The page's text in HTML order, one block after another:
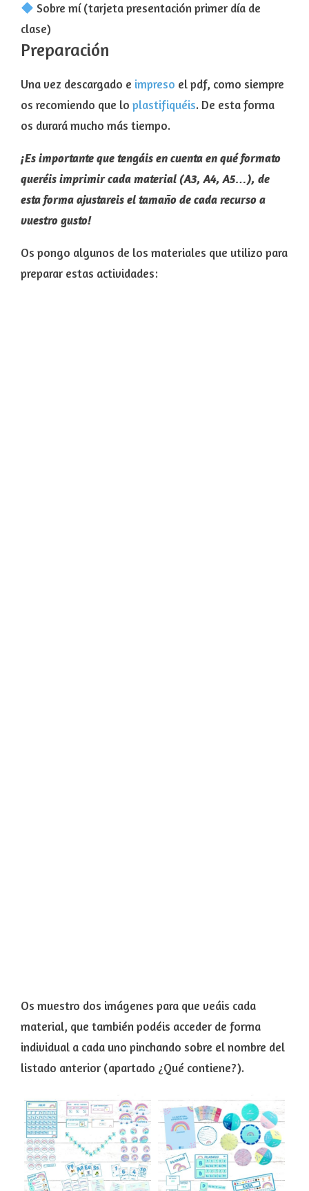
Sobre mí (tarjeta presentación primer día de
clase)
Preparación
Una vez descargado e impreso el pdf, como siempre
os recomiendo que lo plastifiquéis. De esta forma
os durará mucho más tiempo.
¡Es importante que tengáis en cuenta en qué formato
queréis imprimir cada material (A3, A4, A5…), de
esta forma ajustareis el tamaño de cada recurso a
vuestro gusto!
Os pongo algunos de los materiales que utilizo para
preparar estas actividades:
Os muestro dos imágenes para que veáis cada
material, que también podéis acceder de forma
individual a cada uno pinchando sobre el nombre del
listado anterior (apartado ¿Qué contiene?).